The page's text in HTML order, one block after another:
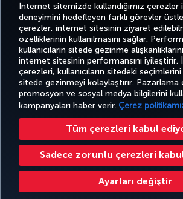
İnternet sitemizde kullandığımız çerezler
deneyimini hedefleyen farklı görevler
çerezler, internet sitesinin ziyaret
özelliklerinin kullanılmasını sağlar.
kullanıcıların sitede gezinme
internet sitesinin performansını iyileştirir.
çerezleri, kullanıcıların sitedeki
sitede gezinmeyi kolaylaştırır. Pazarlama
promosyon ve sosyal medya bilgilerini
kampanyaları haber verir. Çerez
Tüm çerezleri kabul
Sadece zorunlu çerezleri
Ayarları değiştir
TwitterFacebook
Instagram
YoutubeLinkedIn
BİLET
AL VE
YÖNET
DENEYİM
FIRSATLAR
VE UÇUŞ
NOKTALARI
YARDIM
Bilgi Toplumu Hizmetleri Erişilebilirlik Gizlilik ve Çerez Politikası
Çerez Ayarlarını Değiştir
Türk Hava Yolları A.O. Her hakkı saklıdır. © 1996 -